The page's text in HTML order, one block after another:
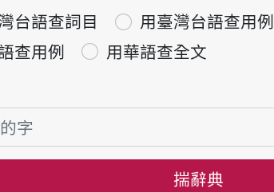
台語查詞目
用臺灣台語查用例
查用例
用華語查全文
揣辭典